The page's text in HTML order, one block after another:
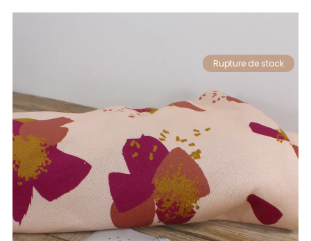
Rupture de stock